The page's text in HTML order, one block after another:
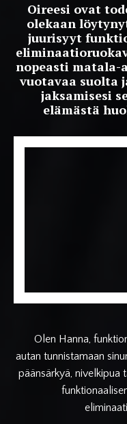
Oireesi ovat
olekaan
juurisyyt
nopeasti matala-
vuotavaa suolta
jaksamisesi
elämästä
Olen Hanna,
autan tunnistamaan
päänsärkyä, nivelkipua